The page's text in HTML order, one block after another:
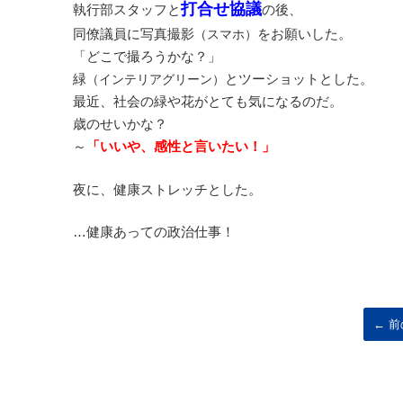
執行部スタッフと打合せ協議の後、
同僚議員に写真撮影（スマホ）
をお願いした。
「どこで撮ろうかな？」
緑 （インテリアグリーン）
とツーショットとした。
最近、社会の緑や花がとても気になるのだ。
歳のせいかな？
～
「いいや、感性と言いたい！」
夜に、健康ストレッチとした。
…健康あっての政治仕事！
← 前